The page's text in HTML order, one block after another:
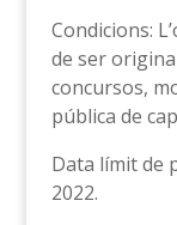
Condicions:
de ser
concursos,
pública de
Data límit de
2022.